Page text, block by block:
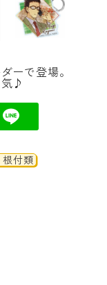
ーで登場。
♪
付類